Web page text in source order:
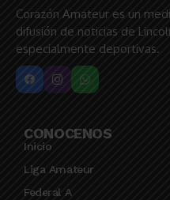
Corazón Amateur es un
difusión de noticias de
especialmente deportivas.
CONOCENOS
Inicio
Liga Amateur
Federal A